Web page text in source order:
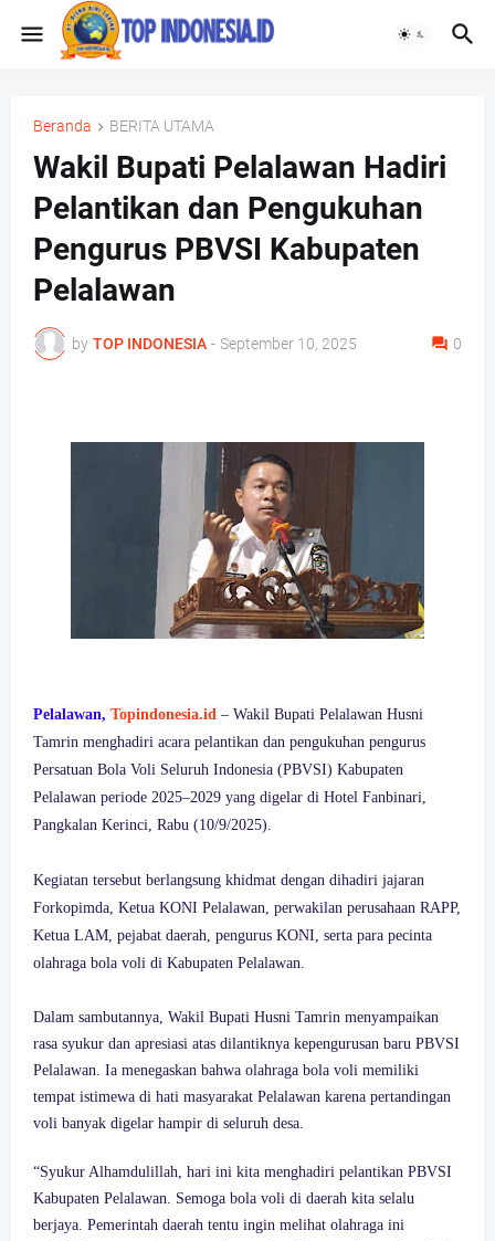
Beranda BERITA UTAMA
Wakil Bupati Pelalawan Hadiri
Pelantikan dan Pengukuhan
Pengurus PBVSI Kabupaten
Pelalawan
by TOP INDONESIA - September 10, 2025 0
Pelalawan, Topindonesia.id – Wakil Bupati Pelalawan Husni
Tamrin menghadiri acara pelantikan dan pengukuhan pengurus
Persatuan Bola Voli Seluruh Indonesia (PBVSI) Kabupaten
Pelalawan periode 2025–2029 yang digelar di Hotel Fanbinari,
Pangkalan Kerinci, Rabu (10/9/2025).
Kegiatan tersebut berlangsung khidmat dengan dihadiri jajaran
Forkopimda, Ketua KONI Pelalawan, perwakilan perusahaan RAPP,
Ketua LAM, pejabat daerah, pengurus KONI, serta para pecinta
olahraga bola voli di Kabupaten Pelalawan.
Dalam sambutannya, Wakil Bupati Husni Tamrin menyampaikan
rasa syukur dan apresiasi atas dilantiknya kepengurusan baru PBVSI
Pelalawan. Ia menegaskan bahwa olahraga bola voli memiliki
tempat istimewa di hati masyarakat Pelalawan karena pertandingan
voli banyak digelar hampir di seluruh desa.
“Syukur Alhamdulillah, hari ini kita menghadiri pelantikan PBVSI
Kabupaten Pelalawan. Semoga bola voli di daerah kita selalu
berjaya. Pemerintah daerah tentu ingin melihat olahraga ini